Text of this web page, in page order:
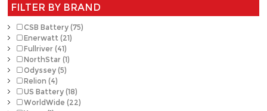
94R (2)
95R (1)
FT-23 (5)
FT-19 (1)
GC12 (2)
GC2 (10)
GC2H (1)
GC8 (3)
N120 (1)
U1 (9)
FILTER BY BRAND
CSB Battery (75)
Enerwatt (21)
Fullriver (41)
NorthStar (1)
Odyssey (5)
Relion (4)
US Battery (18)
WorldWide (22)